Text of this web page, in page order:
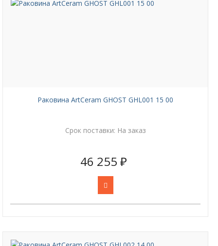
Раковина ArtCeram GHOST GHL001 15 00
Срок поставки: На заказ
46 255 ₽